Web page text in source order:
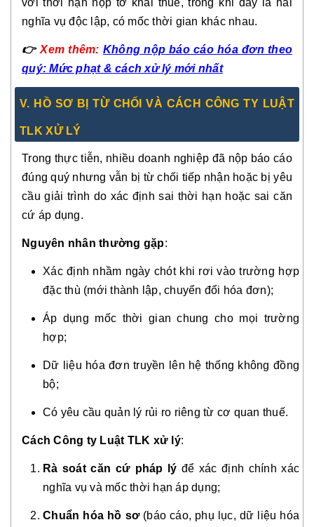
nghĩa vụ độc lập, có mốc thời gian khác nhau.
👉 Xem thêm: Không nộp báo cáo hóa đơn theo
quý: Mức phạt & cách xử lý mới nhất
V. HỒ SƠ BỊ TỪ CHỐI VÀ CÁCH CÔNG TY LUẬT
TLK XỬ LÝ
Trong thực tiễn, nhiều doanh nghiệp đã nộp báo cáo
đúng quý nhưng vẫn bị từ chối tiếp nhận hoặc bị yêu
cầu giải trình do xác định sai thời hạn hoặc sai căn
cứ áp dụng.
Nguyên nhân thường gặp:
Xác định nhầm ngày chót khi rơi vào trường hợp
đặc thù (mới thành lập, chuyển đổi hóa đơn);
Áp dụng mốc thời gian chung cho mọi trường
hợp;
Dữ liệu hóa đơn truyền lên hệ thống không đồng
bộ;
Có yêu cầu quản lý rủi ro riêng từ cơ quan thuế.
Cách Công ty Luật TLK xử lý:
Rà soát căn cứ pháp lý để xác định chính xác
nghĩa vụ và mốc thời hạn áp dụng;
Chuẩn hóa hồ sơ(báo cáo, phụ lục, dữ liệu hóa